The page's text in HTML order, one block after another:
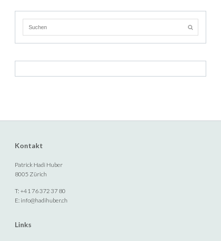
Kontakt
Patrick Hadi Huber
8005 Zürich
T: +41 76 372 37 80
E: info@hadihuber.ch
Links